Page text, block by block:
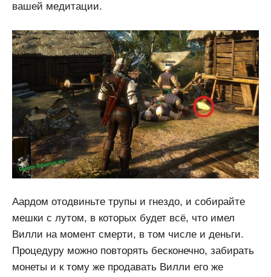
вашей медитации.
Аардом отодвиньте трупы и гнездо, и собирайте
мешки с лутом, в которых будет всё, что имел
Вилли на момент смерти, в том числе и деньги.
Процедуру можно повторять бесконечно, забирать
монеты и к тому же продавать Вилли его же